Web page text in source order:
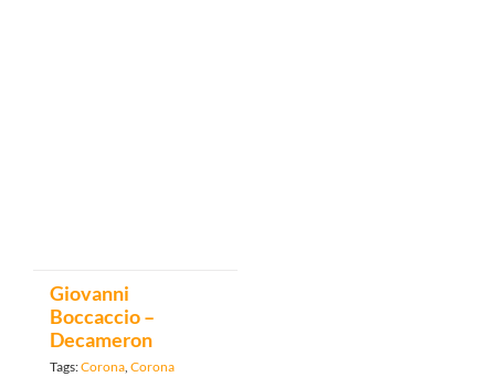
Giovanni
Boccaccio –
Decameron
Tags:Corona, Corona